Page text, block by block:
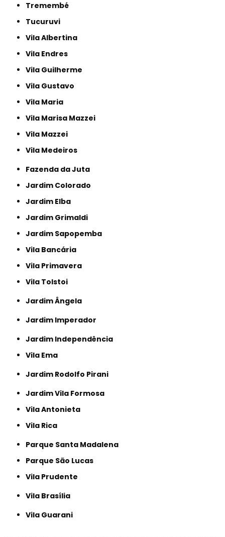
Tremembé
Tucuruvi
Vila Albertina
Vila Endres
Vila Guilherme
Vila Gustavo
Vila Maria
Vila Marisa Mazzei
Vila Mazzei
Vila Medeiros
Fazenda da Juta
Jardim Colorado
Jardim Elba
Jardim Grimaldi
Jardim Sapopemba
Vila Bancária
Vila Primavera
Vila Tolstoi
Jardim Ângela
Jardim Imperador
Jardim Independência
Vila Ema
Jardim Rodolfo Pirani
Jardim Vila Formosa
Vila Antonieta
Vila Rica
Parque Santa Madalena
Parque São Lucas
Vila Prudente
Vila Brasília
Vila Guarani